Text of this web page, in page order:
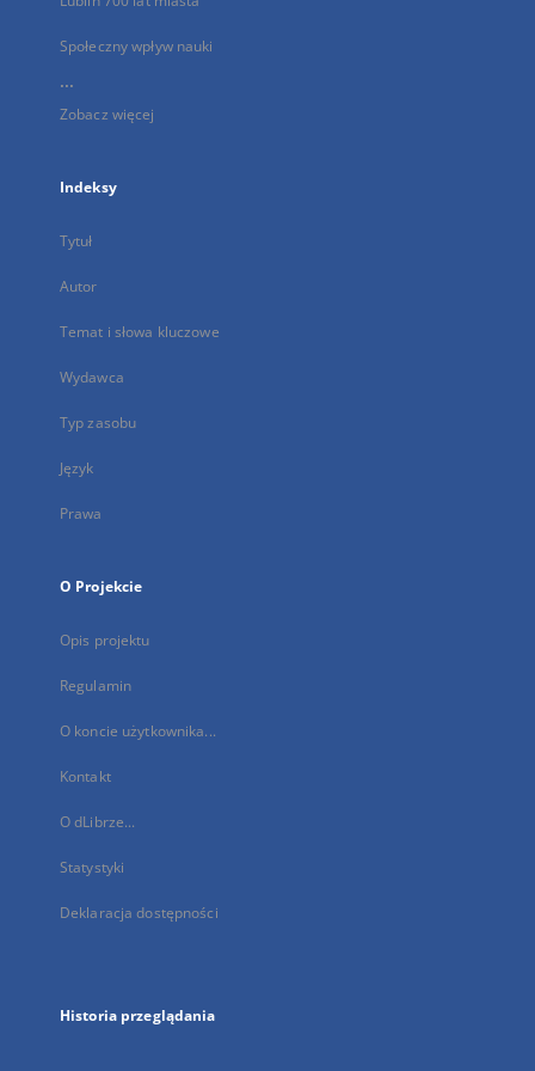
Społeczny wpływ nauki
...
Zobacz więcej
Indeksy
Tytuł
Autor
Temat i słowa kluczowe
Wydawca
Typ zasobu
Język
Prawa
O Projekcie
Opis projektu
Regulamin
O koncie użytkownika...
Kontakt
O dLibrze...
Statystyki
Deklaracja dostępności
Historia przeglądania